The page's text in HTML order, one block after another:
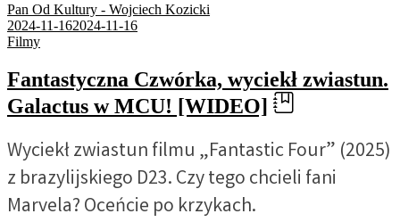
Pan Od Kultury - Wojciech Kozicki
2024-11-162024-11-16
Filmy
Fantastyczna Czwórka, wyciekł zwiastun.
Galactus w MCU! [WIDEO]
Wyciekł zwiastun filmu „Fantastic Four” (2025)
z brazylijskiego D23. Czy tego chcieli fani
Marvela? Oceńcie po krzykach.